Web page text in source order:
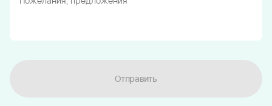
Отправить